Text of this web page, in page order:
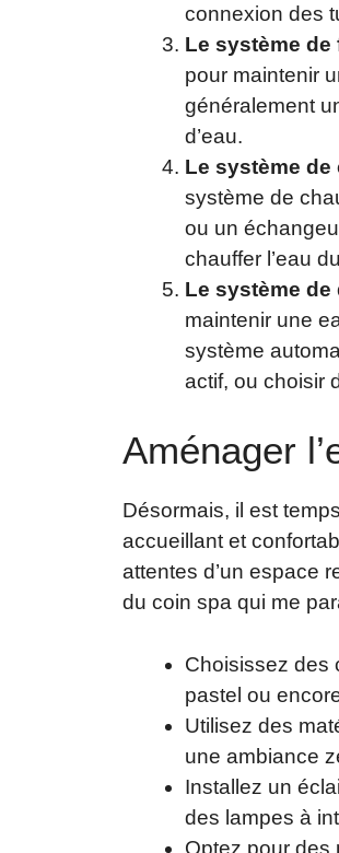
connexion des
Le système de
pour maintenir
généralement
d’eau.
Le système de
système de
ou un
chauffer l’eau
Le système
maintenir une
système
actif, ou choisir
Aménager
Désormais, il est
accueillant et
attentes d’un espace
du coin spa qui me
Choisissez des
pastel ou
Utilisez des
une ambiance
Installez un
des lampes à
Optez pour des